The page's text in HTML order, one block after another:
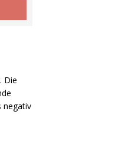
Die
negativ